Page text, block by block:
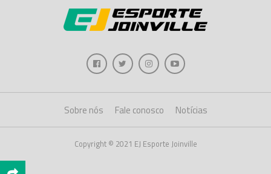
Sobre nós Fale conosco Notícias
Copyright © 2021 EJ Esporte Joinville